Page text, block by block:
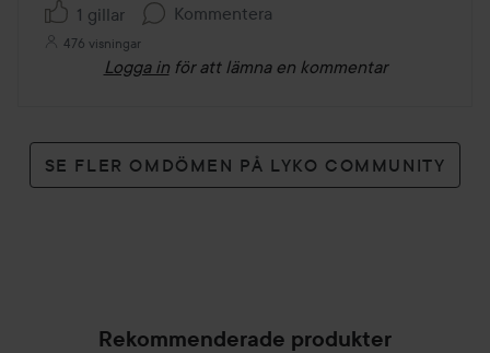
1 gillar Kommentera
476 visningar
Logga in för att lämna en kommentar
SE FLER OMDÖMEN PÅ LYKO COMMUNITY
Rekommenderade produkter